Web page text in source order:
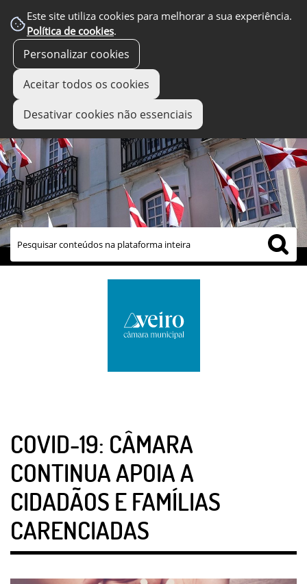
Este site utiliza cookies para melhorar a sua experiência.
Política de cookies.
Personalizar cookies
Aceitar todos os cookies
Desativar cookies não essenciais
links úteis
COVID-19: CÂMARA
CONTINUA APOIA A
CIDADÃOS E FAMÍLIAS
CARENCIADAS